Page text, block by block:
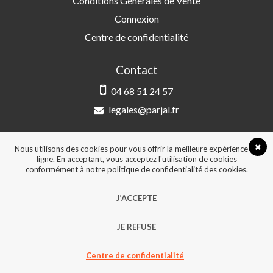
Connexion
Centre de confidentialité
Contact
04 68 51 24 57
legales@parjal.fr
3 Rue Saint-Amand, 66000 Perpignan
© 2026, Tous droits réservés - Design &
Nous utilisons des cookies pour vous offrir la meilleure expérience en
ligne. En acceptant, vous acceptez l'utilisation de cookies
conformément à notre politique de confidentialité des cookies.
J’ACCEPTE
JE REFUSE
Centre de confidentialité